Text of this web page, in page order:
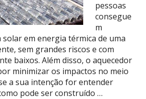
pessoas
consegue
m
em energia térmica de uma
sem grandes riscos e com
baixos. Além disso, o aquecedor
minimizar os impactos no meio
a sua intenção for entender
pode ser construído …